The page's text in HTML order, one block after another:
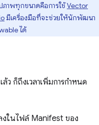
ภาพทุกขนาดคือการใช้Vector
มีเครื่องมือที่จะช่วยให้นักพัฒนา
ได้
ว ก็ถึงเวลาเพิ่มการกําหนด
งในไฟล์ Manifest ของ